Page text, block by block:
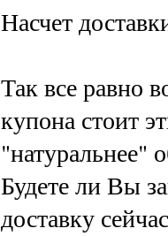
Насчет
Так все равно
купона стоит
"натуральнее"
Будете ли Вы
доставку